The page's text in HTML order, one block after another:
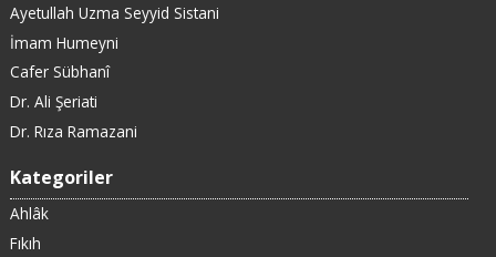
Ayetullah Uzma Seyyid Sistani
İmam Humeyni
Cafer Sübhanî
Dr. Ali Şeriati
Dr. Rıza Ramazani
Kategoriler
Ahlâk
Fıkıh